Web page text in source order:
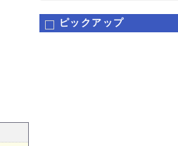
ピックアップ